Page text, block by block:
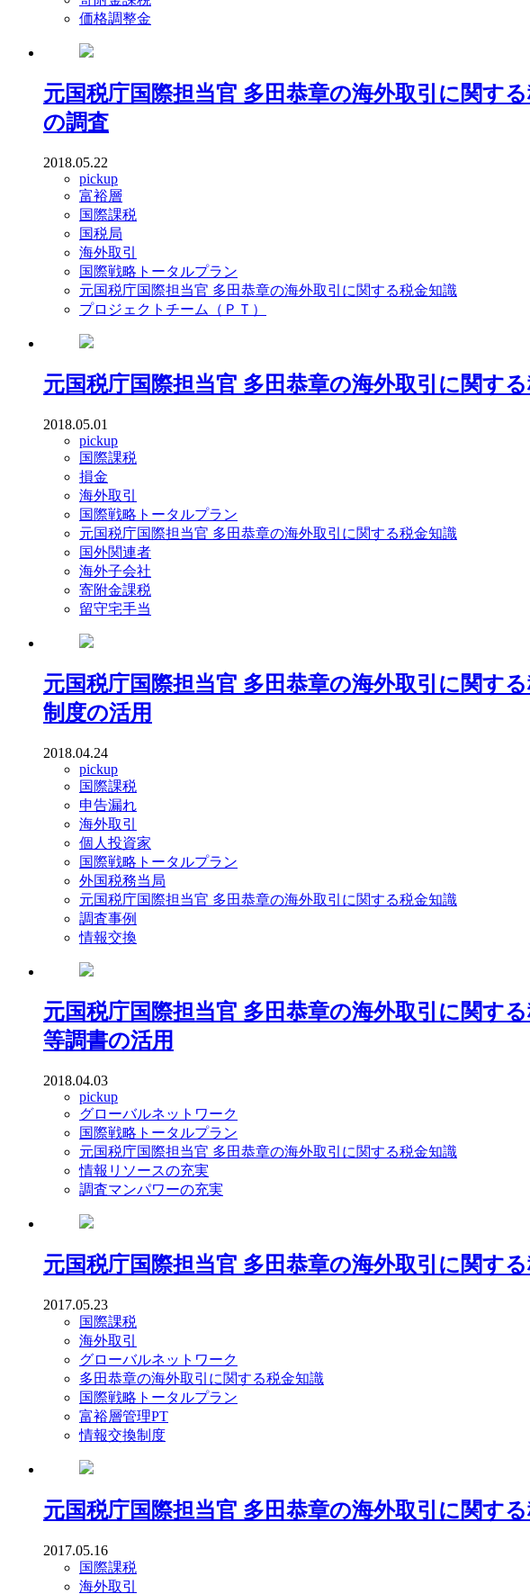
価格調整金
元国税庁国際担当官 多田恭章の海外取引に関す
の調査
2018.05.22
pickup
富裕層
国際課税
国税局
海外取引
国際戦略トータルプラン
元国税庁国際担当官 多田恭章の海外取引に関する税金知識
プロジェクトチーム（ＰＴ）
元国税庁国際担当官 多田恭章の海外取引に関
2018.05.01
pickup
国際課税
損金
海外取引
国際戦略トータルプラン
元国税庁国際担当官 多田恭章の海外取引に関する税金知識
国外関連者
海外子会社
寄附金課税
留守宅手当
元国税庁国際担当官 多田恭章の海外取引に関す
制度の活用
2018.04.24
pickup
国際課税
申告漏れ
海外取引
個人投資家
国際戦略トータルプラン
外国税務当局
元国税庁国際担当官 多田恭章の海外取引に関する税金知識
調査事例
情報交換
元国税庁国際担当官 多田恭章の海外取引に関す
等調書の活用
2018.04.03
pickup
グローバルネットワーク
国際戦略トータルプラン
元国税庁国際担当官 多田恭章の海外取引に関する税金知識
情報リソースの充実
調査マンパワーの充実
元国税庁国際担当官 多田恭章の海外取引に関す
2017.05.23
国際課税
海外取引
グローバルネットワーク
多田恭章の海外取引に関する税金知識
国際戦略トータルプラン
富裕層管理PT
情報交換制度
元国税庁国際担当官 多田恭章の海外取引に関す
2017.05.16
国際課税
海外取引